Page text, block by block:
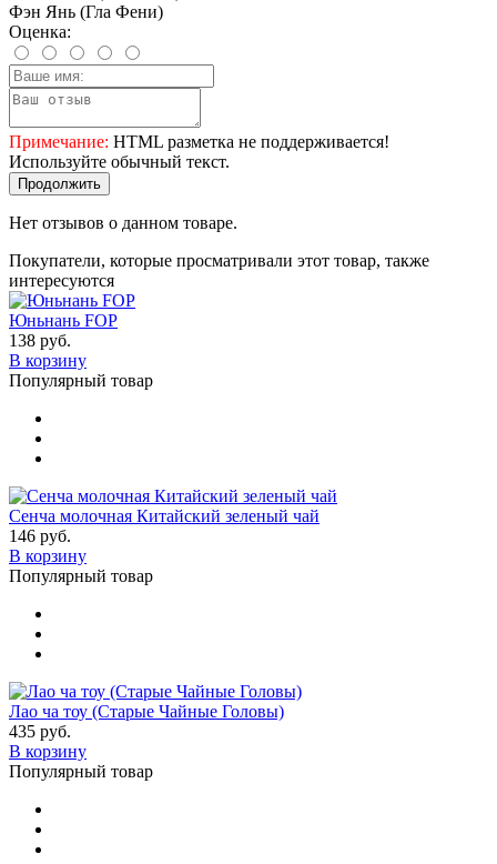
Фэн Янь (Гла Фени)
Оценка:
Примечание: HTML разметка не поддерживается!
Используйте обычный текст.
Продолжить
Нет отзывов о данном товаре.
Покупатели, которые просматривали этот товар, также
интересуются
Юньнань FOP
138 руб.
В корзину
Популярный товар
Сенча молочная Китайский зеленый чай
146 руб.
В корзину
Популярный товар
Лао ча тоу (Старые Чайные Головы)
435 руб.
В корзину
Популярный товар